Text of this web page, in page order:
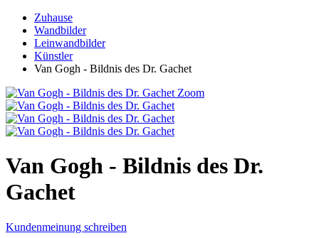
Zuhause
Wandbilder
Leinwandbilder
Künstler
Van Gogh - Bildnis des Dr. Gachet
Zoom
Van Gogh - Bildnis des Dr.
Gachet
Kundenmeinung schreiben